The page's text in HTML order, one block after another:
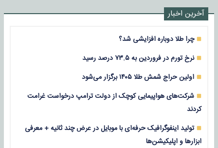
آخرین اخبار
چرا طلا دوباره افزایشی شد؟
نرخ تورم در فروردین به ۷۳.۵ درصد رسید
اولین حراج شمش طلا ۱۴۰۵ برگزار می‌شود
شرکت‌های هواپیمایی کوچک از دولت ترامپ درخواست غرامت
کردند
تولید اینفوگرافیک حرفه‌ای با موبایل در عرض چند ثانیه + معرفی
ابزارها و اپلیکیشن‌ها